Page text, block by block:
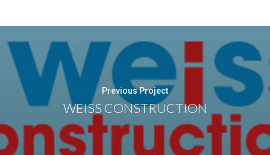
Previous Project
WEISS CONSTRUCTION